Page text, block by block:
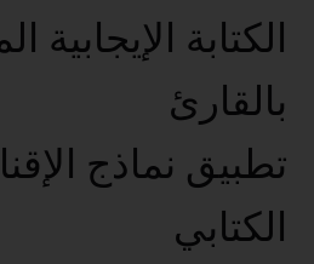
الكتابة الإيجابية
بالقارئ
تطبيق نماذج
الكتابي